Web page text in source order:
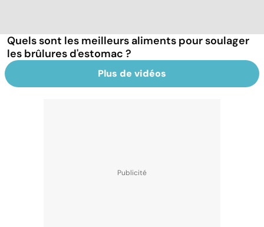
Quels sont les meilleurs aliments pour soulager
les brûlures d'estomac ?
Plus de vidéos